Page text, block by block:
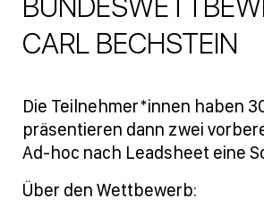
CARL BECHSTEIN
Die Teilnehmer*innen haben
präsentieren dann zwei
Ad-hoc nach Leadsheet eine
Über den Wettbewerb: